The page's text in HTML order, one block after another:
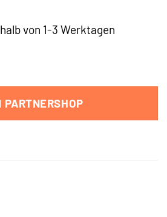
von 1-3 Werktagen
PARTNERSHOP